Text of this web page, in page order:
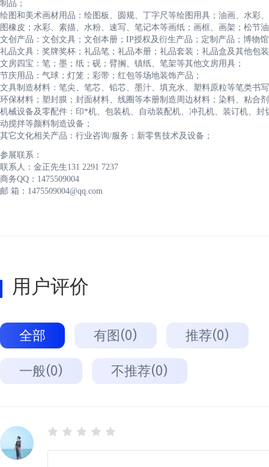
制品；
绘图和美术画材用品：绘图板、圆规、丁字尺等绘图用具；油画、水彩
图橡皮；水彩、素描、水粉、速写、笔记本等画纸；画框、画架；松节
文创产品：文创文具；文创本册；IP授权及衍生产品；定制产品；博物
礼品文具：奖牌奖杯；礼品笔；礼品本册；礼品套装；礼品盒及其他包
文房四宝：笔；墨；纸；砚；臂搁、镇纸、笔架等其他文房用具；
节庆用品：气球；灯笼；彩带；红包等场地装饰产品；
文具制造材料：笔尖、笔芯、铅芯、墨汁、填充水、塑料原粒等笔类书
环保材料；塑封膜；封面材料、线圈等本册制造周边材料；染料、粘合
机械设备及零配件：印*机、包装机、自动装配机、冲孔机、装订机、
动搅拌等颜料制造设备；
其它文化相关产品：行业咨询/服务；新零售技术及设备；
参展联系：
联系人：金正先生131 2291 7237
商务QQ：1475509004
邮 箱：1475509004@qq.com
用户评价
全部 有图(0) 推荐(0)
一般(0) 不推荐(0)